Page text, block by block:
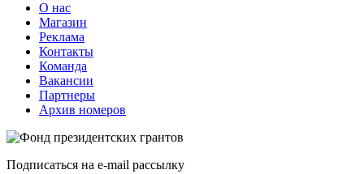
О нас
Магазин
Реклама
Контакты
Команда
Вакансии
Партнеры
Архив номеров
Подписаться на e-mail рассылку